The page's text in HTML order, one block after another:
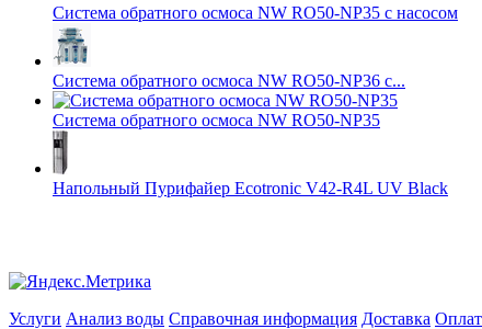
Система обратного осмоса NW RO50-NP35 с насосом
Система обратного осмоса NW RO50-NP36 с...
Система обратного осмоса NW RO50-NP35
Напольный Пурифайер Ecotronic V42-R4L UV Black
Услуги Анализ воды Справочная информация Доставка